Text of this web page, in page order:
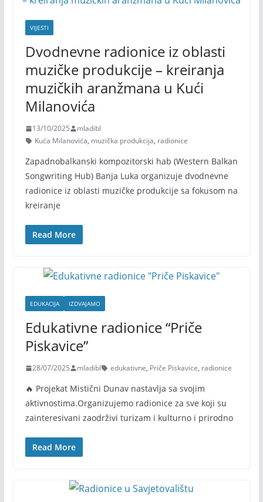
VIJESTI
Dvodnevne radionice iz oblasti
muzičke produkcije – kreiranja
muzičkih aranžmana u Kući
Milanovića
13/10/2025
mladibl
Kuća Milanovića, muzička produkcija, radionice
Zapadnobalkanski kompozitorski hab (Western Balkan
Songwriting Hub) Banja Luka organizuje dvodnevne
radionice iz oblasti muzičke produkcije sa fokusom na
kreiranje
Read More
EDUKACIJA IZDVAJAMO
Edukativne radionice “Priče
Piskavice”
28/07/2025 mladibl edukativne, Priče Piskavice, radionice
🔥 Projekat Mistični Dunav nastavlja sa svojim
aktivnostima.Organizujemo radionice za sve koji su
zainteresivani zaodrživi turizam i kulturno i prirodno
Read More